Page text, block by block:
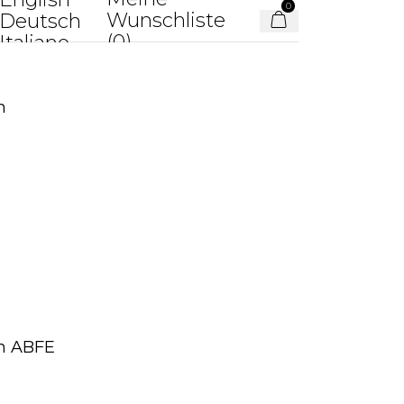
Deutsch
Italiano
Wunschliste
(0)
0
ABFE